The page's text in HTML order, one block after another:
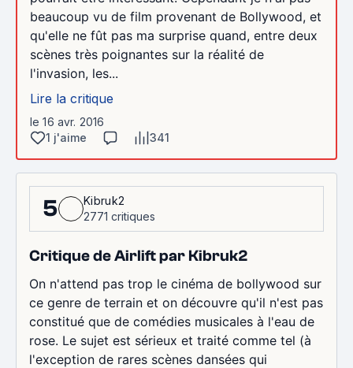
beaucoup vu de film provenant de Bollywood, et
qu'elle ne fût pas ma surprise quand, entre deux
scènes très poignantes sur la réalité de
l'invasion, les...
Lire la critique
le 16 avr. 2016
1 j'aime
341
5
Kibruk2
2771 critiques
Critique de Airlift par Kibruk2
On n'attend pas trop le cinéma de bollywood sur
ce genre de terrain et on découvre qu'il n'est pas
constitué que de comédies musicales à l'eau de
rose. Le sujet est sérieux et traité comme tel (à
l'exception de rares scènes dansées qui